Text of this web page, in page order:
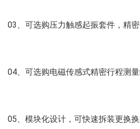
03、可选购压力触感起振套件，精
04、可选购电磁传感式精密行程测
05、模块化设计，可快速拆装更换